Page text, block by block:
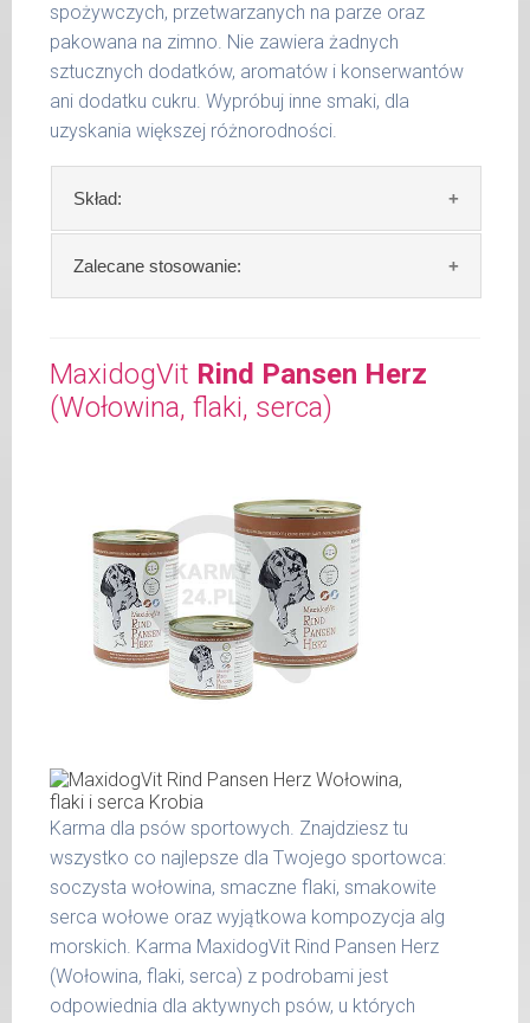
spożywczych, przetwarzanych na parze oraz
pakowana na zimno. Nie zawiera żadnych
sztucznych dodatków, aromatów i konserwantów
ani dodatku cukru. Wypróbuj inne smaki, dla
uzyskania większej różnorodności.
Skład:
Skład:mięso i produkty pochodzenia
zwierzęcego: 69% cielęcina, 4% ziemniaki, 2%
Szczegółowa analiza składu:
surowe białko 11,00 %
włókno surowe 0,50 %
wilgotność 78,00 %
wapń 0,30 %
fosfor 0,20 %
Produkty pochodzenia zwierzęcego
dodawane do naszych karm są składnikami
spożywczymi takimi jak: żołądek, wątroba,
Zalecane stosowanie:
świeży posiłek, oferujemy różne objętości
puszek. Zalecamy przechowywanie
otwartych opakowań w lodówce, nie dłużej
W tabeli ujęto dzienne zapotrzebowanie na
MaxidogVit Kalb (Cielęcina)
waga
psa
dzienna
porcja
do 5
200 g
15 -
25 kg
400 g
26 -
35 kg
800 g
36 -
50 kg
1000 g
51 -
1200 g
MaxidogVit Rind Pansen Herz
(Wołowina, flaki, serca)
Karma dla psów sportowych. Znajdziesz tu
wszystko co najlepsze dla Twojego sportowca:
soczysta wołowina, smaczne flaki, smakowite
serca wołowe oraz wyjątkowa kompozycja alg
morskich. Karma MaxidogVit Rind Pansen Herz
(Wołowina, flaki, serca) z podrobami jest
odpowiednia dla aktywnych psów, u których